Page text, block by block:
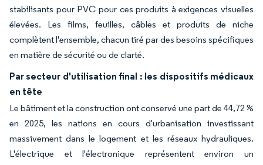
stabilisants pour PVC pour ces produits à exigences visuelles
élevées. Les films, feuilles, câbles et produits de niche
complètent l'ensemble, chacun tiré par des besoins spécifiques
en matière de sécurité ou de clarté.
Par secteur d'utilisation final : les dispositifs médicaux
en tête
Le bâtiment et la construction ont conservé une part de 44,72 %
en 2025, les nations en cours d'urbanisation investissant
massivement dans le logement et les réseaux hydrauliques.
L'électrique et l'électronique représentent environ un